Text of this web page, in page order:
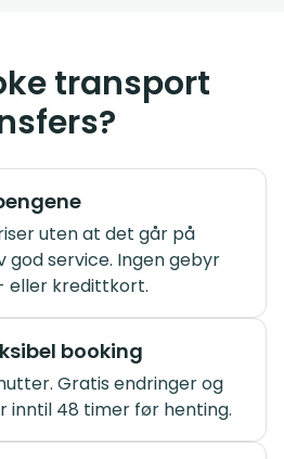
transport
uten at det går på
god service. Ingen gebyr
eller kredittkort.
booking
Gratis endringer og
inntil 48 timer før henting.